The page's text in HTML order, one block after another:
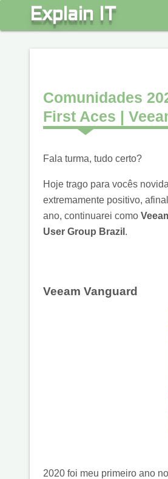
Explain IT
Comunidades
First Aces |
Fala turma, tudo certo?
Hoje trago para vocês
extremamente positivo,
ano, continuarei como
User Group Brazil .
Veeam Vanguard
2020 foi meu primeiro ano